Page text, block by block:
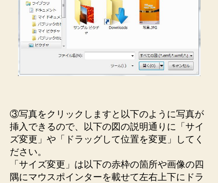
③写真をクリックしますと以下のように写真が
挿入できるので、以下の図の説明通りに「サイ
ズ変更」や「ドラッグして位置を変更」してく
ださい。
「サイズ変更」は以下の赤枠の箇所や画像の四
隅にマウスポインターを載せて左右上下にドラ